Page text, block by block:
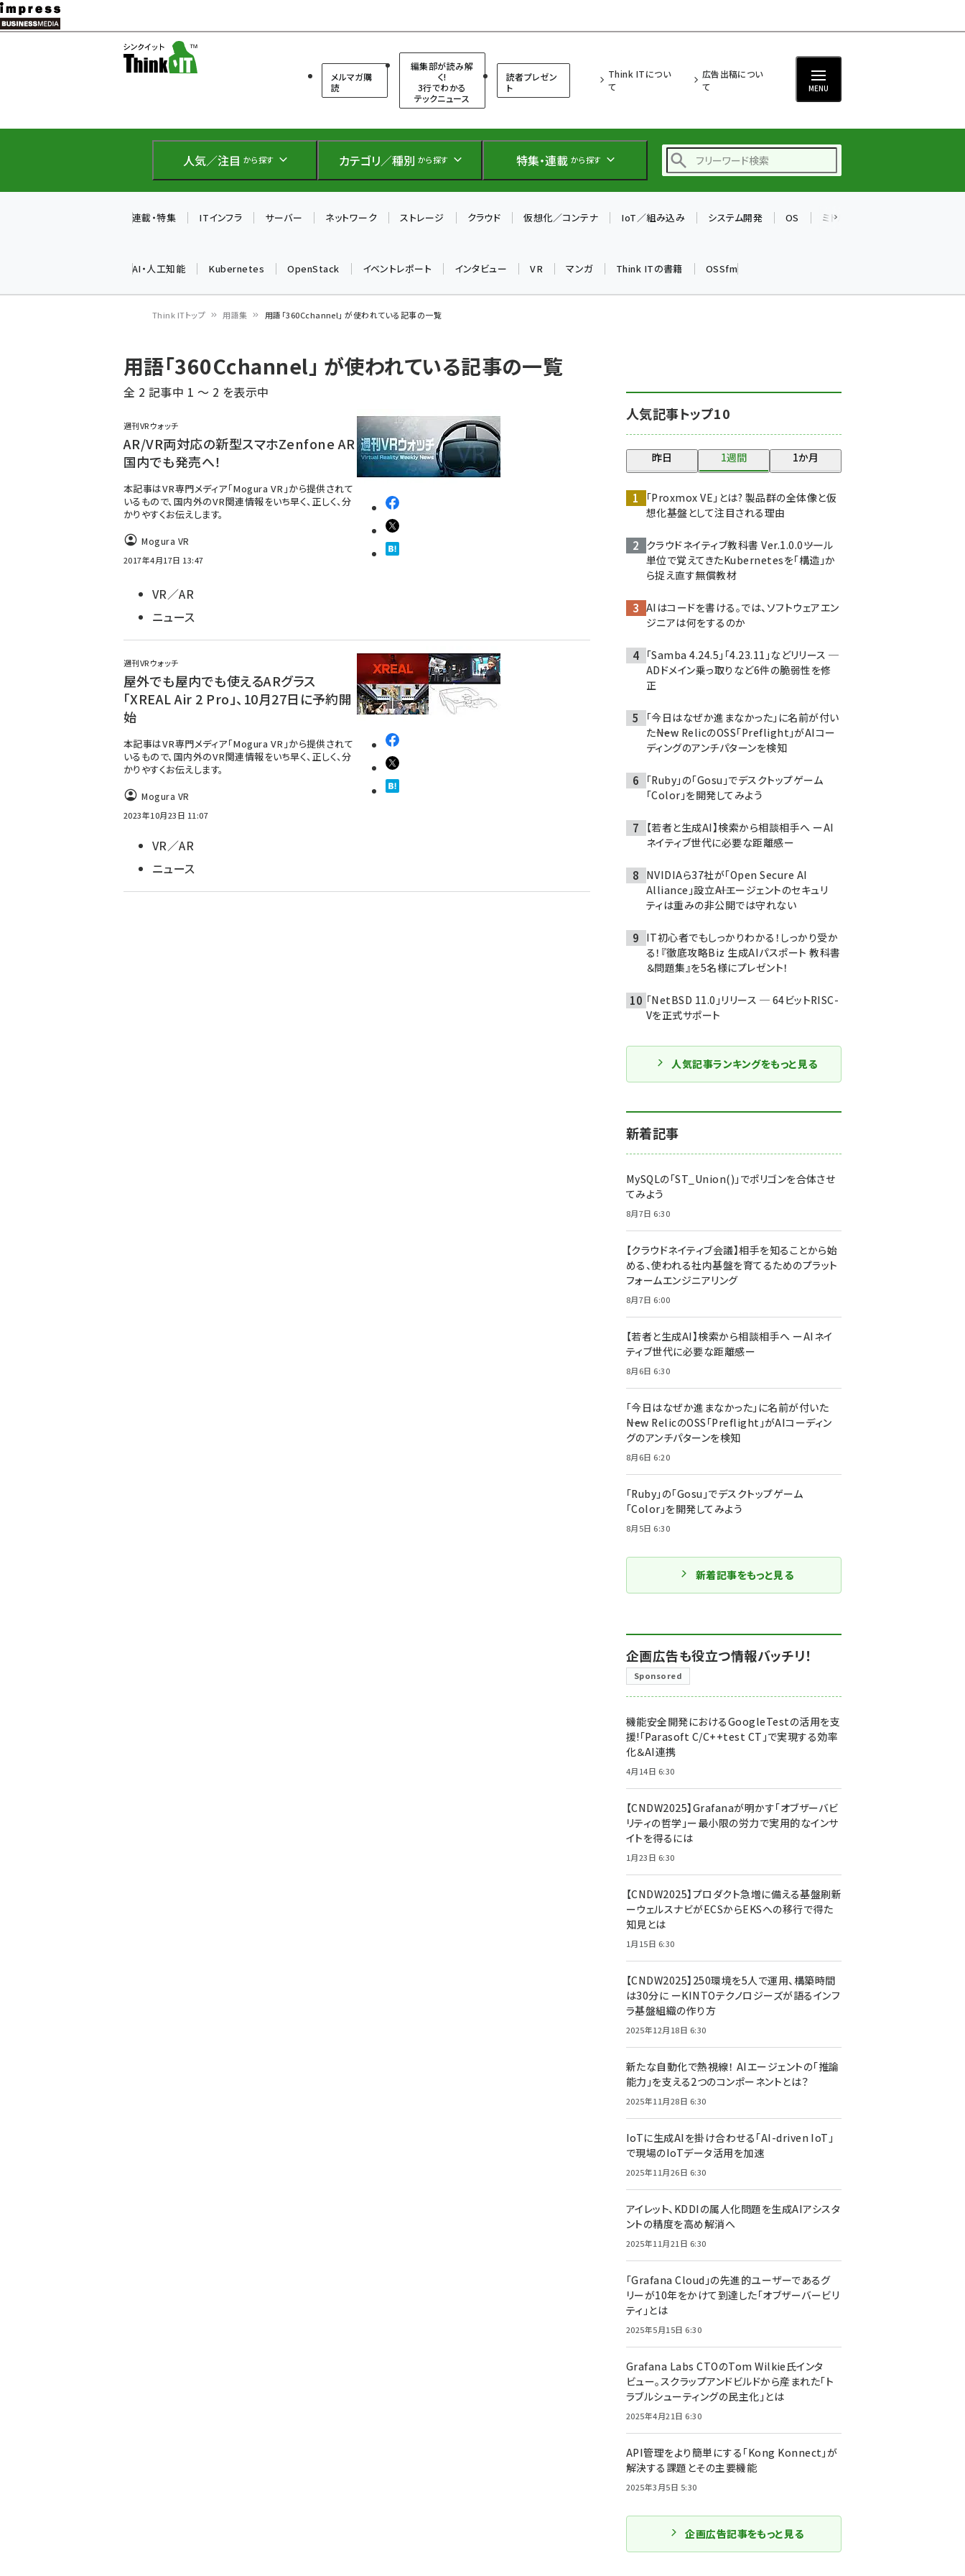
メ
イ
テ
に
メルマガ購
読
編集部が読み解
く!
3行でわかる
テックニュース
読者プレゼン
ト
Think ITについ
て
広告出稿につい
て
MENU
人気／注目 から探す カテゴリ／種別 から探す 特集・連載 から探す
仲間と築いた勝利の絆～
drupal (1963)
genai (1492)
abc123 (1367)
連載・特集 ITインフラ サーバー ネットワーク ストレージ クラウド 仮想化／コンテナ IoT／組み込み システム開発 OS ミドルウェア
AI・人工知能 Kubernetes OpenStack イベントレポート インタビュー VR マンガ Think ITの書籍 OSSfm
ン
く
ず
Think ITトップ 用語集 用語「360Cchannel」 が使われている記事の一覧
用語「360Cchannel」 が使われている記事の一覧
全 2 記事中 1 ～ 2 を表示中
週刊VRウォッチ
AR/VR両対応の新型スマホZenfone AR
国内でも発売へ！
本記事はVR専門メディア「Mogura VR」から提供されて
いるもので、国内外のVR関連情報をいち早く、正しく、分
かりやすくお伝えします。
Mogura VR
2017年4月17日 13:47
VR／AR
ニュース
週刊VRウォッチ
屋外でも屋内でも使えるARグラス
「XREAL Air 2 Pro」、10月27日に予約開
始
本記事はVR専門メディア「Mogura VR」から提供されて
いるもので、国内外のVR関連情報をいち早く、正しく、分
かりやすくお伝えします。
Mogura VR
2023年10月23日 11:07
VR／AR
ニュース
人気記事トップ10
昨日 1週間 1か月
「Proxmox VE」とは? 製品群の全体像と仮
想化基盤として注目される理由
クラウドネイティブ教科書 Ver.1.0.0――ツール
単位で覚えてきたKubernetesを「構造」か
ら捉え直す無償教材
AIはコードを書ける。では、ソフトウェアエン
ジニアは何をするのか
「Samba 4.24.5」「4.23.11」などリリース ─
ADドメイン乗っ取りなど6件の脆弱性を修
正
「今日はなぜか進まなかった」に名前が付い
た――New RelicのOSS「Preflight」がAIコー
ディングのアンチパターンを検知
「Ruby」の「Gosu」でデスクトップゲーム
「Color」を開発してみよう
【若者と生成AI】検索から相談相手へ ーAI
ネイティブ世代に必要な距離感ー
NVIDIAら37社が「Open Secure AI
Alliance」設立――AIエージェントのセキュリ
ティは重みの非公開では守れない
IT初心者でもしっかりわかる！しっかり受か
る！『徹底攻略Biz 生成AIパスポート 教科書
＆問題集』を5名様にプレゼント！
「NetBSD 11.0」リリース ─ 64ビットRISC-
Vを正式サポート
人気記事ランキングをもっと見る
新着記事
MySQLの「ST_Union()」でポリゴンを合体させ
てみよう
8月7日 6:30
【クラウドネイティブ会議】相手を知ることから始
める、使われる社内基盤を育てるためのプラット
フォームエンジニアリング
8月7日 6:00
【若者と生成AI】検索から相談相手へ ーAIネイ
ティブ世代に必要な距離感ー
8月6日 6:30
「今日はなぜか進まなかった」に名前が付いた
――New RelicのOSS「Preflight」がAIコーディン
グのアンチパターンを検知
8月6日 6:20
「Ruby」の「Gosu」でデスクトップゲーム
「Color」を開発してみよう
8月5日 6:30
新着記事をもっと見る
企画広告も役立つ情報バッチリ！
Sponsored
機能安全開発におけるGoogleTestの活用を支
援!「Parasoft C/C++test CT」で実現する効率
化＆AI連携
4月14日 6:30
【CNDW2025】Grafanaが明かす「オブザーバビ
リティの哲学」ー最小限の労力で実用的なインサ
イトを得るには
1月23日 6:30
【CNDW2025】プロダクト急増に備える基盤刷新
ーウェルスナビがECSからEKSへの移行で得た
知見とは
1月15日 6:30
【CNDW2025】250環境を5人で運用、構築時間
は30分に ーKINTOテクノロジーズが語るインフ
ラ基盤組織の作り方
2025年12月18日 6:30
新たな自動化で熱視線！ AIエージェントの「推論
能力」を支える2つのコンポーネントとは？
2025年11月28日 6:30
IoTに生成AIを掛け合わせる「AI-driven IoT」
で現場のIoTデータ活用を加速
2025年11月26日 6:30
アイレット、KDDIの属人化問題を生成AIアシスタ
ントの精度を高め解消へ
2025年11月21日 6:30
「Grafana Cloud」の先進的ユーザーであるグ
リーが10年をかけて到達した「オブザーバービリ
ティ」とは
2025年5月15日 6:30
Grafana Labs CTOのTom Wilkie氏インタ
ビュー。スクラップアンドビルドから産まれた「ト
ラブルシューティングの民主化」とは
2025年4月21日 6:30
API管理をより簡単にする「Kong Konnect」が
解決する課題とその主要機能
2025年3月5日 5:30
企画広告記事をもっと見る